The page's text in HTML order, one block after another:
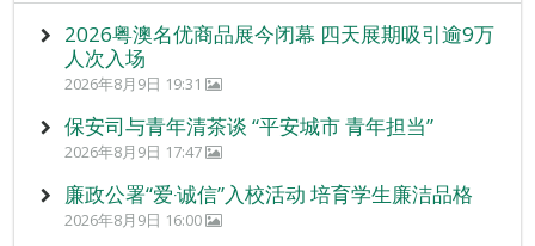
2026粤澳名优商品展今闭幕 四天展期吸引逾9万
人次入场
2026年8月9日 19:31
保安司与青年清茶谈 “平安城市 青年担当”
2026年8月9日 17:47
廉政公署“爱‧诚信”入校活动 培育学生廉洁品格
2026年8月9日 16:00